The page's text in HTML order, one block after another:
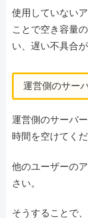
使用していない
ことで空き容量
い、遅い不具合
運営側のサー
運営側のサーバ
時間を空けてくだ
他のユーザーの
さい。
そうすることで